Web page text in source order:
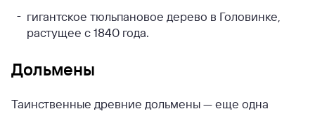
гигантское тюльпановое дерево в Головинке,
растущее с 1840 года.
Дольмены
Таинственные древние дольмены — еще одна